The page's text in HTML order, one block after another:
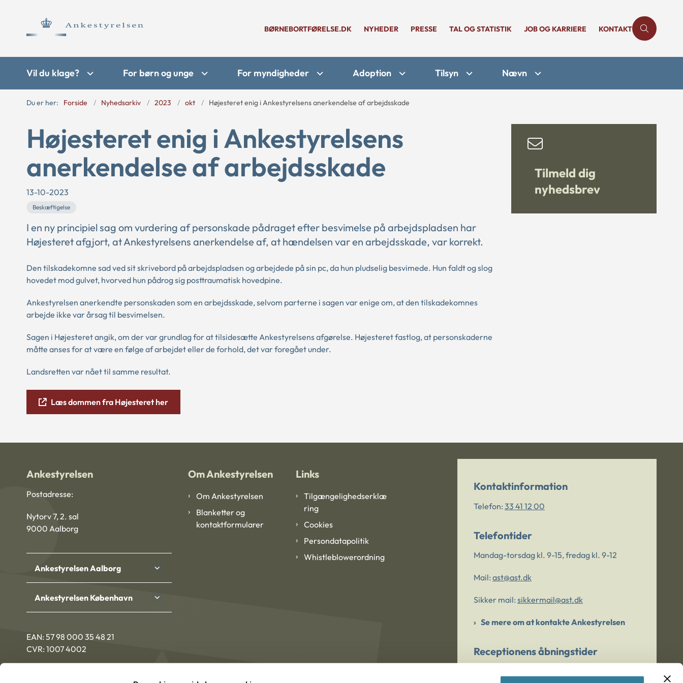
BØRNEBORTFØRELSE.DK NYHEDER PRESSE TAL OG STATISTIK JOB OG KARRIERE KONTAKT
Vil du klage? For børn og unge For myndigheder Adoption Tilsyn Nævn
Du er her: Forside Nyhedsarkiv 2023 okt Højesteret enig i Ankestyrelsens anerkendelse af arbejdsskade
Højesteret enig i Ankestyrelsens
anerkendelse af arbejdsskade
13-10-2023
Beskæftigelse
I en ny principiel sag om vurdering af personskade pådraget efter besvimelse på arbejdspladsen har
Højesteret afgjort, at Ankestyrelsens anerkendelse af, at hændelsen var en arbejdsskade, var korrekt.
Den tilskadekomne sad ved sit skrivebord på arbejdspladsen og arbejdede på sin pc, da hun pludselig besvimede. Hun faldt og slog
hovedet mod gulvet, hvorved hun pådrog sig posttraumatisk hovedpine.
Ankestyrelsen anerkendte personskaden som en arbejdsskade, selvom parterne i sagen var enige om, at den tilskadekomnes
arbejde ikke var årsag til besvimelsen.
Sagen i Højesteret angik, om der var grundlag for at tilsidesætte Ankestyrelsens afgørelse. Højesteret fastlog, at personskaderne
måtte anses for at være en følge af arbejdet eller de forhold, det var foregået under.
Landsretten var nået til samme resultat.
Læs dommen fra Højesteret her
Tilmeld dig
nyhedsbrev
Ankestyrelsen
Postadresse:
Nytorv 7, 2. sal
9000 Aalborg
Ankestyrelsen Aalborg
Ankestyrelsen København
EAN: 57 98 000 35 48 21
CVR: 1007 4002
Om Ankestyrelsen
Om Ankestyrelsen
Blanketter og
kontaktformularer
Links
Tilgængelighedserklæ
ring
Cookies
Persondatapolitik
Whistleblowerordning
Kontaktinformation
Telefon: 33 41 12 00
Telefontider
Mandag-torsdag kl. 9-15, fredag kl. 9-12
Mail: ast@ast.dk
Sikker mail: sikkermail@ast.dk
Se mere om at kontakte Ankestyrelsen
Receptionens åbningstider